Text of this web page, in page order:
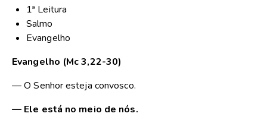
1ª Leitura
Salmo
Evangelho
Evangelho (Mc 3,22-30)
— O Senhor esteja convosco.
— Ele está no meio de nós.